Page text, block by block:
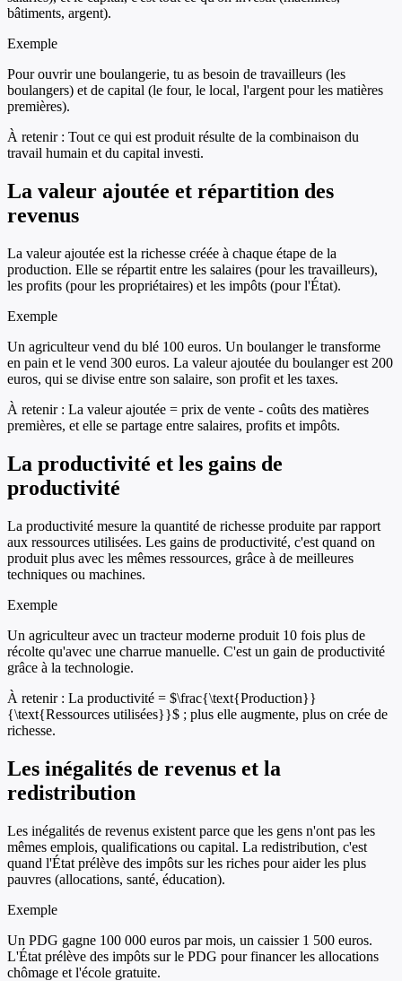
bâtiments, argent).
Exemple
Pour ouvrir une boulangerie, tu as besoin de travailleurs (les
boulangers) et de capital (le four, le local, l'argent pour les matières
premières).
À retenir : Tout ce qui est produit résulte de la combinaison du
travail humain et du capital investi.
La valeur ajoutée et répartition des
revenus
La valeur ajoutée est la richesse créée à chaque étape de la
production. Elle se répartit entre les salaires (pour les travailleurs),
les profits (pour les propriétaires) et les impôts (pour l'État).
Exemple
Un agriculteur vend du blé 100 euros. Un boulanger le transforme
en pain et le vend 300 euros. La valeur ajoutée du boulanger est 200
euros, qui se divise entre son salaire, son profit et les taxes.
À retenir : La valeur ajoutée = prix de vente - coûts des matières
premières, et elle se partage entre salaires, profits et impôts.
La productivité et les gains de
productivité
La productivité mesure la quantité de richesse produite par rapport
aux ressources utilisées. Les gains de productivité, c'est quand on
produit plus avec les mêmes ressources, grâce à de meilleures
techniques ou machines.
Exemple
Un agriculteur avec un tracteur moderne produit 10 fois plus de
récolte qu'avec une charrue manuelle. C'est un gain de productivité
grâce à la technologie.
À retenir : La productivité = $\frac{\text{Production}}
{\text{Ressources utilisées}}$ ; plus elle augmente, plus on crée de
richesse.
Les inégalités de revenus et la
redistribution
Les inégalités de revenus existent parce que les gens n'ont pas les
mêmes emplois, qualifications ou capital. La redistribution, c'est
quand l'État prélève des impôts sur les riches pour aider les plus
pauvres (allocations, santé, éducation).
Exemple
Un PDG gagne 100 000 euros par mois, un caissier 1 500 euros.
L'État prélève des impôts sur le PDG pour financer les allocations
chômage et l'école gratuite.